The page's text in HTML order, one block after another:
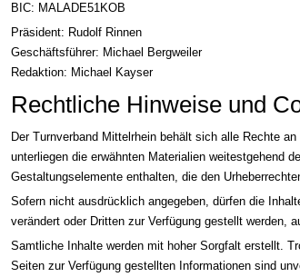
BIC: MALADE51KOB
Präsident: Rudolf Rinnen
Geschäftsführer: Michael Bergweiler
Redaktion: Michael Kayser
Rechtliche Hinweise und
Der Turnverband Mittelrhein behält sich alle Rechte
unterliegen die erwähnten Materialien weitestgehend
Gestaltungselemente enthalten, die den
Sofern nicht ausdrücklich angegeben, dürfen die
verändert oder Dritten zur Verfügung gestellt werden,
Samtliche Inhalte werden mit hoher Sorgfalt erstellt.
Seiten zur Verfügung gestellten Informationen sind